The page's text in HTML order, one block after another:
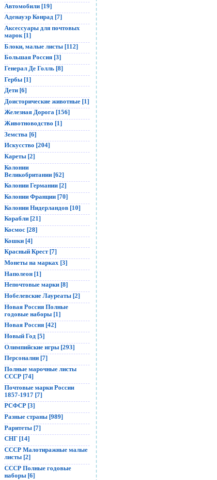
Автомобили [19]
Аденауэр Конрад [7]
Аксессуары для почтовых
марок [1]
Блоки, малые листы [112]
Большая Россия [3]
Генерал Де Голль [8]
Гербы [1]
Дети [6]
Доисторические животные [1]
Железная Дорога [156]
Животноводство [1]
Земства [6]
Искусство [204]
Кареты [2]
Колонии
Великобритании [62]
Колонии Германии [2]
Колонии Франции [70]
Колонии Нидерландов [10]
Корабли [21]
Космос [28]
Кошки [4]
Красный Крест [7]
Монеты на марках [3]
Наполеон [1]
Непочтовые марки [8]
Нобелевские Лауреаты [2]
Новая Россия Полные
годовые наборы [1]
Новая Россия [42]
Новый Год [5]
Олимпийские игры [293]
Персоналии [7]
Полные марочные листы
СССР [74]
Почтовые марки России
1857-1917 [7]
РСФСР [3]
Разные страны [989]
Раритеты [7]
СНГ [14]
СССР Малотиражные малые
листы [2]
СССР Полные годовые
наборы [6]